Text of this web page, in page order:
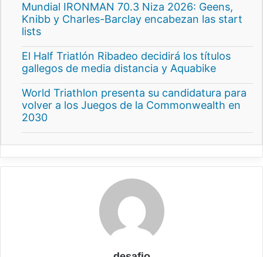
Mundial IRONMAN 70.3 Niza 2026: Geens,
Knibb y Charles-Barclay encabezan las start
lists
El Half Triatlón Ribadeo decidirá los títulos
gallegos de media distancia y Aquabike
World Triathlon presenta su candidatura para
volver a los Juegos de la Commonwealth en
2030